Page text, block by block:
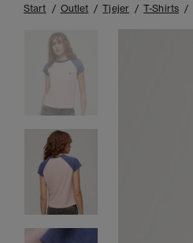
Start Outlet Tjejer T-Shirts